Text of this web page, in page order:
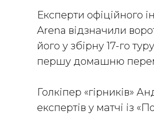
Експерти офіційного
Arena відзначили
його у збірну 17-го
першу домашню
Голкіпер «гірників»
експертів у матчі із